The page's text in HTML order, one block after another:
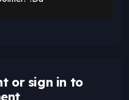
or sign in to